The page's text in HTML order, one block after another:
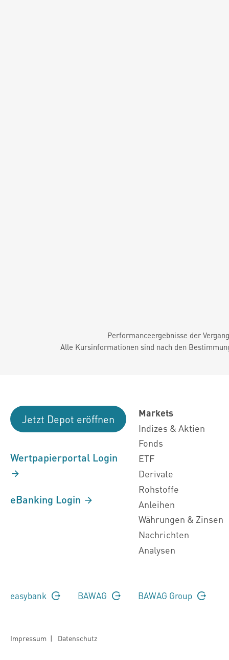
Performanceergebnisse der
Alle Kursinformationen sind nach den
Jetzt Depot eröffnen
Wertpapierportal Login
eBanking Login
Markets
Indizes & Aktien
Fonds
ETF
Derivate
Rohstoffe
Anleihen
Währungen & Zinsen
Nachrichten
Analysen
easybank BAWAG BAWAG Group
Impressum | Datenschutz